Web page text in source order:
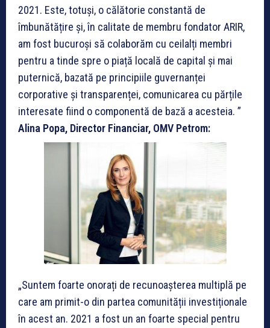
2021. Este, totuși, o călătorie constantă de
îmbunătățire și, în calitate de membru fondator ARIR,
am fost bucuroși să colaborăm cu ceilalți membri
pentru a tinde spre o piață locală de capital și mai
puternică, bazată pe principiile guvernanței
corporative și transparenței, comunicarea cu părțile
interesate fiind o componentă de bază a acesteia. ”
Alina Popa, Director Financiar, OMV Petrom:
„Suntem foarte onorați de recunoașterea multiplă pe
care am primit-o din partea comunității investiționale
în acest an. 2021 a fost un an foarte special pentru